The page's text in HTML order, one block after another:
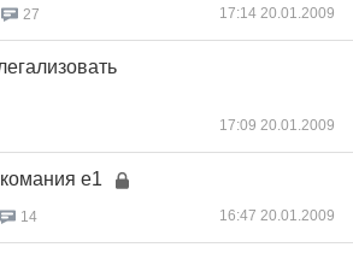
27 17:14 20.01.2009
17:09 20.01.2009
е1
14 16:47 20.01.2009